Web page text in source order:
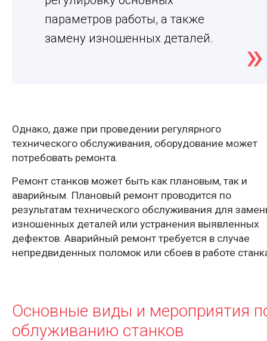
параметров работы, а также
замену изношенных деталей.
Однако, даже при проведении регулярного
технического обслуживания, оборудование может
потребовать ремонта.
Ремонт станков может быть как плановым, так и
аварийным. Плановый ремонт проводится по
результатам технического обслуживания для
изношенных деталей или устранения выявленных
дефектов. Аварийный ремонт требуется в случае
непредвиденных поломок или сбоев в работе
Основные виды и мероприятия
облуживанию станков